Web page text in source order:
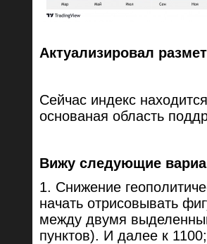
Актуализировал
Сейчас индекс
основаная область
Вижу следующие
1. Снижение
начать отрисовывать
между двумя
пунктов). И далее к